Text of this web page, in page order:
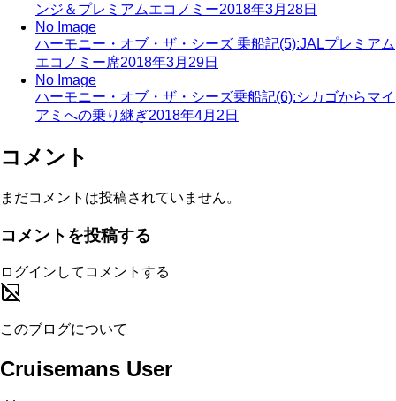
ンジ＆プレミアムエコノミー2018年3月28日
No Image
ハーモニー・オブ・ザ・シーズ 乗船記(5):JALプレミアム
エコノミー席2018年3月29日
No Image
ハーモニー・オブ・ザ・シーズ乗船記(6):シカゴからマイ
アミへの乗り継ぎ2018年4月2日
コメント
まだコメントは投稿されていません。
コメントを投稿する
ログインしてコメントする
このブログについて
Cruisemans User